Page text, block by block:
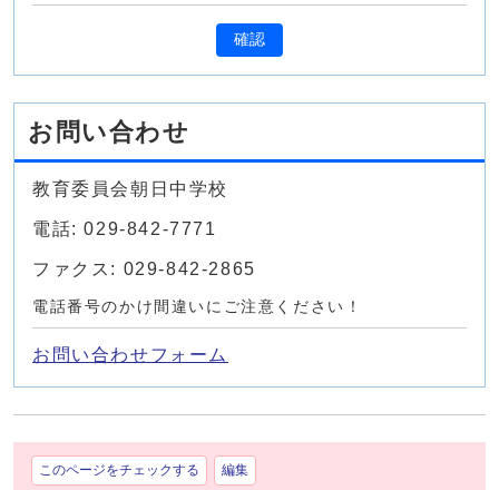
確認
お問い合わせ
教育委員会朝日中学校
電話: 029-842-7771
ファクス: 029-842-2865
電話番号のかけ間違いにご注意ください！
お問い合わせフォーム
このページをチェックする 編集